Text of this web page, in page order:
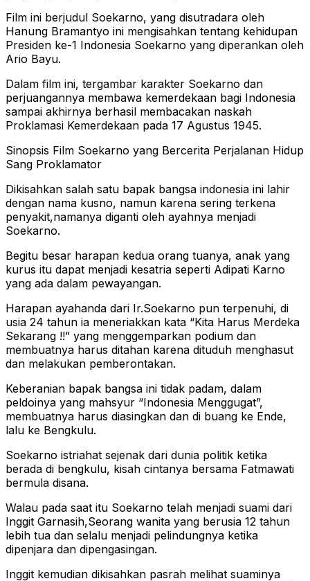
Film ini berjudul Soekarno, yang disutradara oleh
Hanung Bramantyo ini mengisahkan tentang kehidupan
Presiden ke-1 Indonesia Soekarno yang diperankan oleh
Ario Bayu.
Dalam film ini, tergambar karakter Soekarno dan
perjuangannya membawa kemerdekaan bagi Indonesia
sampai akhirnya berhasil membacakan naskah
Proklamasi Kemerdekaan pada 17 Agustus 1945.
Sinopsis Film Soekarno yang Bercerita Perjalanan Hidup
Sang Proklamator
Dikisahkan salah satu bapak bangsa indonesia ini lahir
dengan nama kusno, namun karena sering terkena
penyakit,namanya diganti oleh ayahnya menjadi
Soekarno.
Begitu besar harapan kedua orang tuanya, anak yang
kurus itu dapat menjadi kesatria seperti Adipati Karno
yang ada dalam pewayangan.
Harapan ayahanda dari Ir.Soekarno pun terpenuhi, di
usia 24 tahun ia meneriakkan kata “Kita Harus Merdeka
Sekarang !!” yang menggemparkan podium dan
membuatnya harus ditahan karena dituduh menghasut
dan melakukan pemberontakan.
Keberanian bapak bangsa ini tidak padam, dalam
peldoinya yang mahsyur “Indonesia Menggugat”,
membuatnya harus diasingkan dan di buang ke Ende,
lalu ke Bengkulu.
Soekarno istriahat sejenak dari dunia politik ketika
berada di bengkulu, kisah cintanya bersama Fatmawati
bermula disana.
Walau pada saat itu Soekarno telah menjadi suami dari
Inggit Garnasih,Seorang wanita yang berusia 12 tahun
lebih tua dan selalu menjadi pelindungnya ketika
dipenjara dan dipengasingan.
Inggit kemudian dikisahkan pasrah melihat suaminya